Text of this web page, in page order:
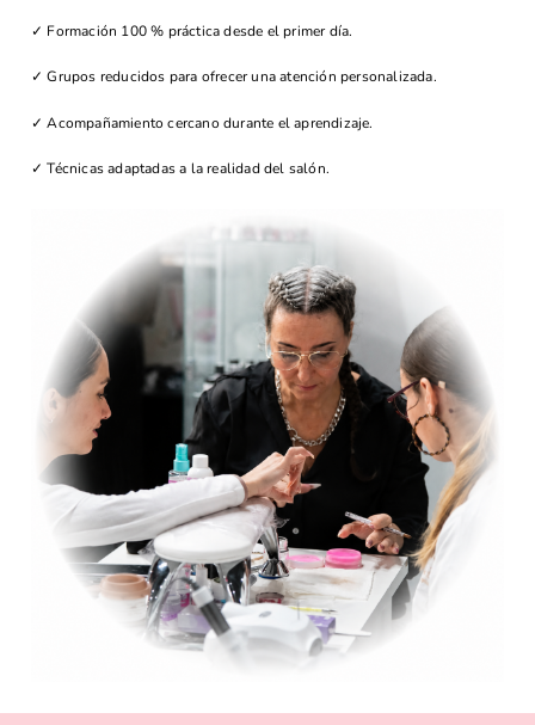
✓ Formación 100 % práctica desde el primer día.
✓ Grupos reducidos para ofrecer una atención personalizada.
✓ Acompañamiento cercano durante el aprendizaje.
✓ Técnicas adaptadas a la realidad del salón.